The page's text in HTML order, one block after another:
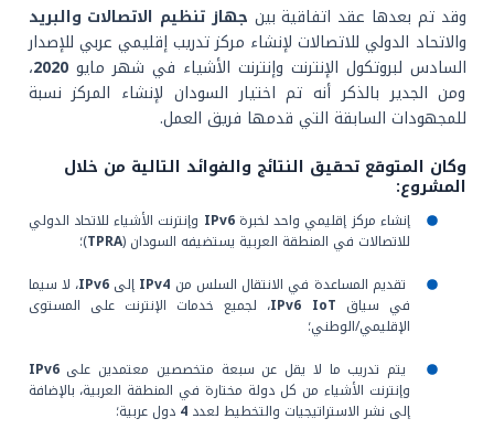
وقد تم بعدها عقد اتفاقية بين جهاز تنظيم الاتصالات والبريد
والاتحاد الدولي للاتصالات لإنشاء مركز تدريب إقليمي عربي للإصدار
السادس لبروتكول الإنترنت وإنترنت الأشياء في شهر مايو2020،
ومن الجدير بالذكر أنه تم اختيار السودان لإنشاء المركز نسبة
للمجهودات السابقة التي قدمها فريق العمل.
وكان المتوقع تحقيق النتائج والفوائد التالية من خلال
المشروع:
إنشاء مركز إقليمي واحد لخبرةIPv6 وإنترنت الأشياء للاتحاد الدولي
للاتصالات في المنطقة العربية يستضيفه السودان (TPRA)؛
تقديم المساعدة في الانتقال السلس من IPv4 إلىIPv6، لا سيما
في سياق
IPv6 IoT
، لجميع خدمات الإنترنت على المستوى
الإقليمي/الوطني؛
يتم تدريب ما لا يقل عن سبعة متخصصين معتمدين علىIPv6
وإنترنت الأشياء من كل دولة مختارة في المنطقة العربية، بالإضافة
إلى نشر الاستراتيجيات والتخطيط لعدد 4 دول عربية؛